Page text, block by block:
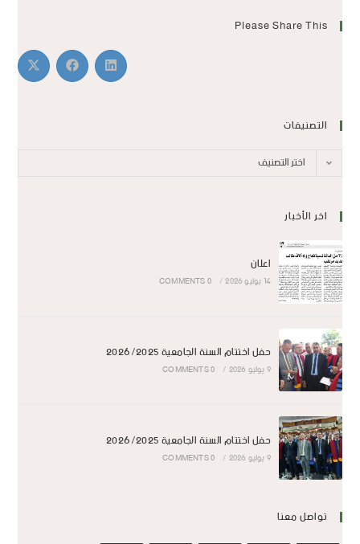
Please Share This
التصنيفات
اختر التصنيف
اخر الأخبار
اعلان
14 يوليو 2026 /
0 COMMENTS
حفل اختتام السنة الجامعية 2026/2025
9 يوليو 2026 /
0 COMMENTS
حفل اختتام السنة الجامعية 2026/2025
9 يوليو 2026 /
0 COMMENTS
تواصل معنا